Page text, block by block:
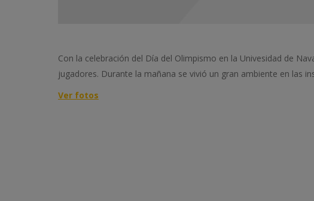
Con la celebración del Día del Olimpismo en la Univesidad de
jugadores. Durante la mañana se vivió un gran ambiente en las
Ver fotos